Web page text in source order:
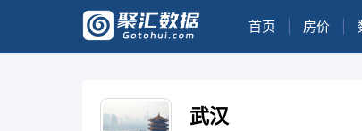
首页 房价
武汉